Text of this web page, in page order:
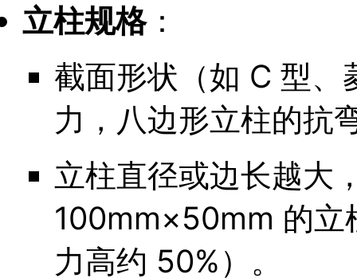
立柱规格：
截面形状（如 C 型、
力，八边形立柱的抗
立柱直径或边长越大
100mm×50mm 的
力高约 50%）。